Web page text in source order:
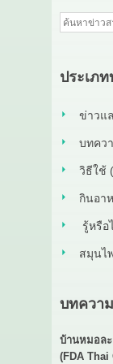
ประเภ
ข่าวแ
บทคว
วิธีใช้
กินอา
รู้หรือ
สมุนไ
บทควา
บ้านหมอละ
(FDA Thai